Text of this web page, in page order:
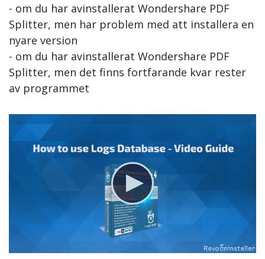
- om du har avinstallerat Wondershare PDF
Splitter, men har problem med att installera en
nyare version
- om du har avinstallerat Wondershare PDF
Splitter, men det finns fortfarande kvar rester
av programmet